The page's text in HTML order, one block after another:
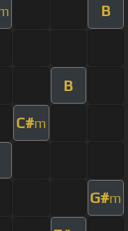
B
B
C#m
G#m